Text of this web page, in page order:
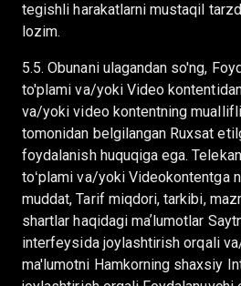
tegishli harakatlarni mustaqil
lozim.
5.5. Obunani ulagandan so'ng,
to'plami va/yoki Video
va/yoki video kontentning
tomonidan belgilangan Ruxsat
foydalanish huquqiga ega.
toʻplami va/yoki Videokontentga
muddat, Tarif miqdori, tarkibi,
shartlar haqidagi maʼlumotlar
interfeysida joylashtirish orqali
ma'lumotni Hamkorning shaxsiy